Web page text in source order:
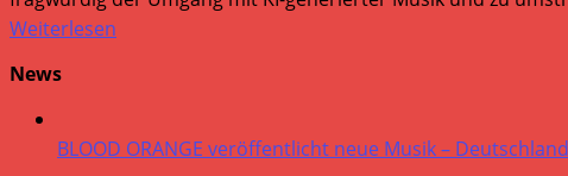
Weiterlesen
News
BLOOD ORANGE veröffentlicht neue Musik –